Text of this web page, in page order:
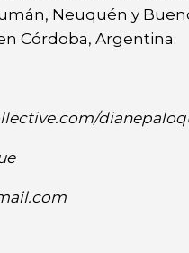
Neuquén y
Córdoba, Argentina.